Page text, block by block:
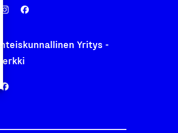
Yhteiskunnallinen Yritys -
merkki